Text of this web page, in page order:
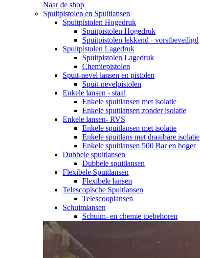
Naar de shop
Spuitpistolen en Spuitlansen
Spuitpistolen Hogedruk
Spuitpistolen Hogedruk
Spuitpistolen lekkend - vorstbeveiligd
Spuitpistolen Lagedruk
Spuitpistolen Lagedruk
Chemiepistolen
Spuit-nevel lansen en pistolen
Spuit-nevelpistolen
Enkele lansen - staal
Enkele spuitlansen met isolatie
Enkele spuitlansen zonder isolatie
Enkele lansen- RVS
Enkele spuitlansen met isolatie
Enkele spuitlans met draaibare isolatie
Enkele spuitlansen 500 Bar en hoger
Dubbele spuitlansen
Dubbele spuitlansen
Flexibele Spuitlansen
Flexibele lansen
Telescopische Spuitlansen
Telescooplansen
Schuimlansen
Schuim- en chemie toebehoren